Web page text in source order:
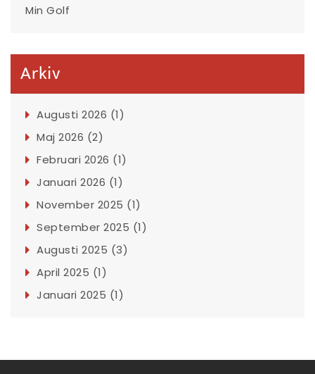
Min Golf
Arkiv
Augusti 2026 (1)
Maj 2026 (2)
Februari 2026 (1)
Januari 2026 (1)
November 2025 (1)
September 2025 (1)
Augusti 2025 (3)
April 2025 (1)
Januari 2025 (1)